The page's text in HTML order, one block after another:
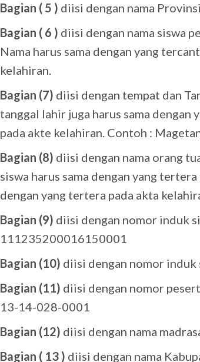
Bagian ( 5 ) diisi dengan nama
Bagian ( 6 ) diisi dengan nama siswa
Nama harus sama dengan yang
kelahiran.
Bagian (7) diisi dengan tempat dan
tanggal lahir juga harus sama dengan
pada akte kelahiran. Contoh :
Bagian (8) diisi dengan nama orang
siswa harus sama dengan yang
dengan yang tertera pada akta
Bagian (9) diisi dengan nomor induk
111235200016150001
Bagian (10) diisi dengan nomor induk
Bagian (11) diisi dengan nomor
13-14-028-0001
Bagian (12) diisi dengan nama
Bagian ( 13 ) diisi dengan nama